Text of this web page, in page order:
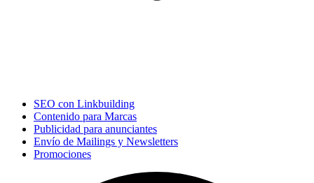
SEO con Linkbuilding
Contenido para Marcas
Publicidad para anunciantes
Envío de Mailings y Newsletters
Promociones